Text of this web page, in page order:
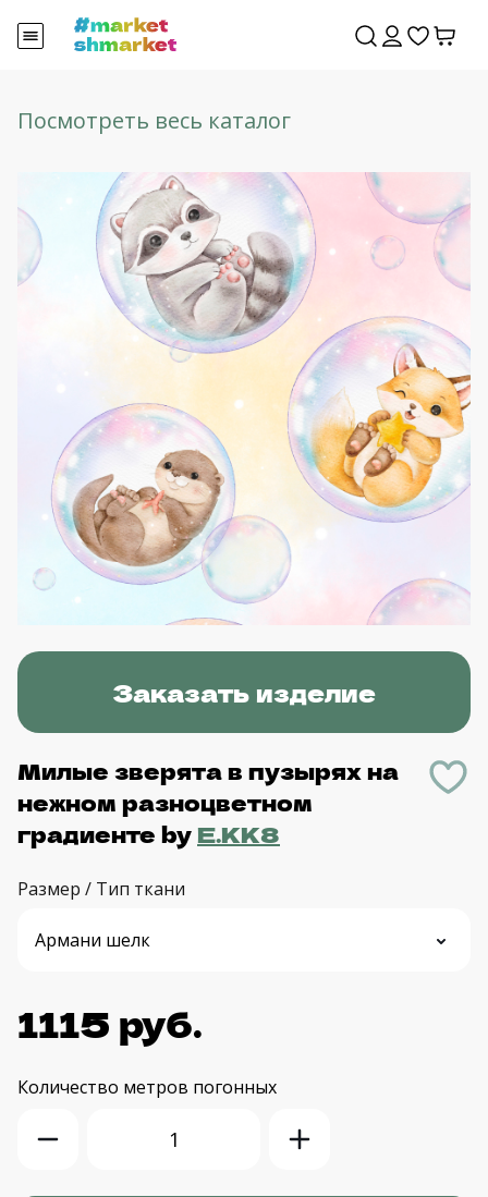
Посмотреть весь каталог
Заказать изделие
Милые зверята в пузырях на
нежном разноцветном
градиенте byE.KK8
Размер / Тип ткани
1115 руб.
Количество метров погонных